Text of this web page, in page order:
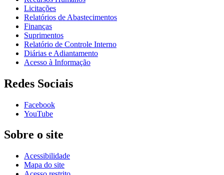
Licitações
Relatórios de Abastecimentos
Finanças
Suprimentos
Relatório de Controle Interno
Diárias e Adiantamento
Acesso à Informação
Redes Sociais
Facebook
YouTube
Sobre o site
Acessibilidade
Mapa do site